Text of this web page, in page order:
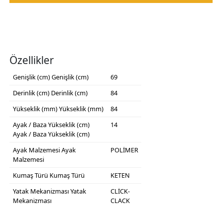
Özellikler
Genişlik (cm)Genişlik (cm)
69
Derinlik (cm) Derinlik (cm)
84
Yükseklik (mm)Yükseklik (mm)
84
Ayak / Baza Yükseklik (cm)
Ayak / Baza Yükseklik (cm)
14
Ayak MalzemesiAyak
Malzemesi
POLİMER
Kumaş Türü Kumaş Türü
KETEN
Yatak MekanizmasıYatak
Mekanizması
CLİCK-
CLACK